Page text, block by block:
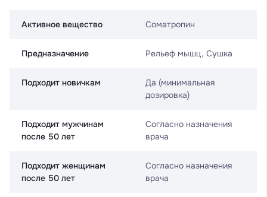
Активное вещество Соматропин
Предназначение Рельеф мышц, Сушка
Подходит новичкам
Да (минимальная
дозировка)
Подходит мужчинам
после 50 лет
Согласно назначения
врача
Подходит женщинам
после 50 лет
Согласно назначения
врача